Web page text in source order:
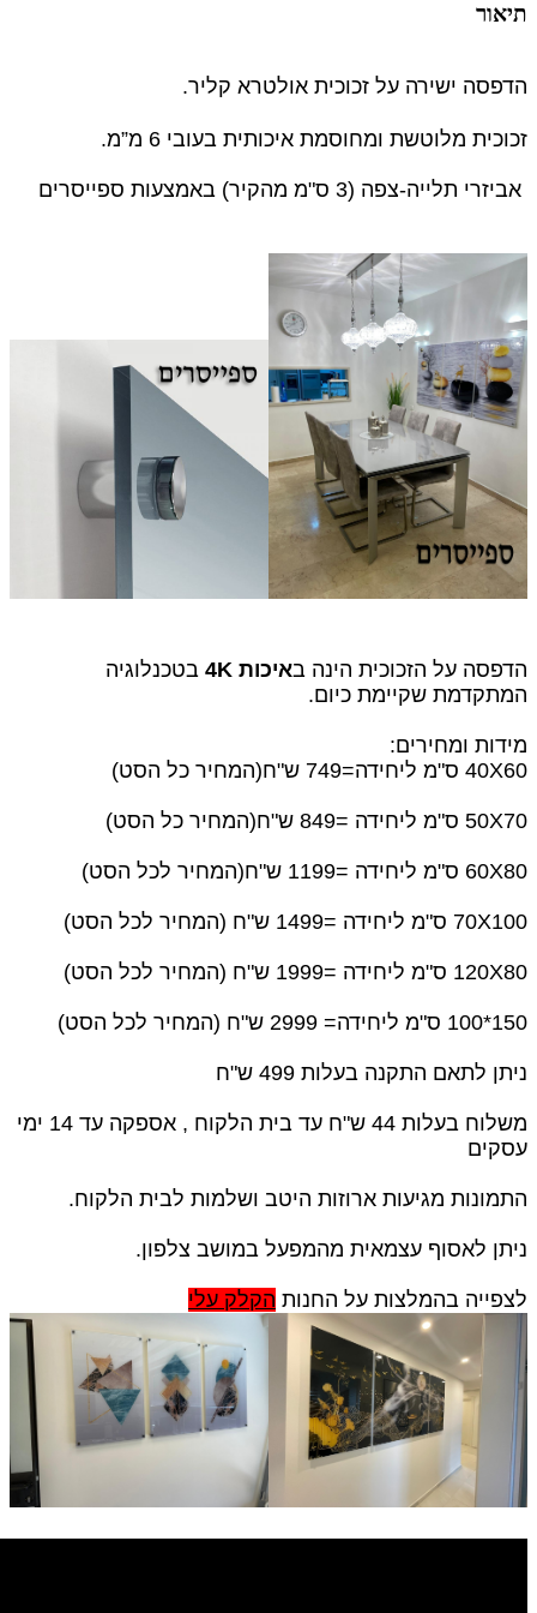
תיאור
הדפסה ישירה על זכוכית אולטרא קליר.
זכוכית מלוטשת ומחוסמת איכותית בעובי 6 מ”מ.
אביזרי תלייה-צפה (3 ס"מ מהקיר) באמצעות ספייסרים
הדפסה על הזכוכית הינה באיכות 4K
בטכנלוגיה
המתקדמת שקיימת כיום.
מידות ומחירים:
40X60 ס"מ ליחידה=749 ש"ח
(המחיר כל הסט)
50X70 ס"מ ליחידה =849 ש"ח(המחיר כל הסט)
60X80 ס"מ ליחידה =1199 ש"ח(המחיר לכל הסט)
70X100 ס"מ ליחידה =1499 ש"ח (המחיר לכל הסט)
120X80 ס"מ ליחידה =1999 ש"ח (המחיר לכל הסט)
150*100 ס"מ ליחידה= 2999 ש"ח (המחיר לכל הסט)
ניתן לתאם התקנה בעלות 499 ש"ח
משלוח בעלות 44 ש"ח עד בית הלקוח , אספקה עד 14 ימי
עסקים
התמונות מגיעות ארוזות היטב ושלמות לבית הלקוח.
ניתן לאסוף עצמאית מהמפעל במושב צלפון.
לצפייה בהמלצות על החנות הקלק עלי